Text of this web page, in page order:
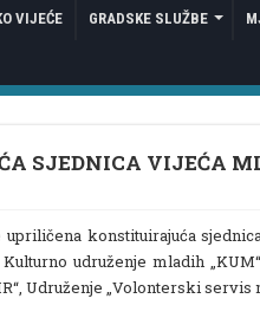
VIJEĆE GRADSKE SLUŽBE
SJEDNICA VIJEĆA
konstituirajuća
udruženje mladih
Udruženje „Volonterski servis